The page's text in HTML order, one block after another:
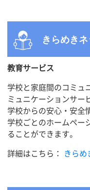
きらめきネ
教育サービス
学校と家庭間のコミュ
ミュニケーションサー
学校からの安心・安全
学校ごとのホームペー
ることができます。
詳細はこちら： きらめ